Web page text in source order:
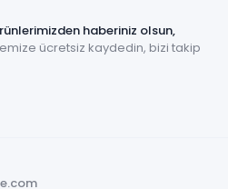
haberiniz olsun,
ücretsiz kaydedin, bizi takip